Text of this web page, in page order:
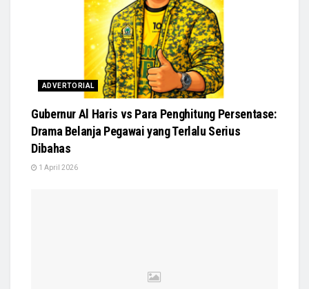
ADVERTORIAL
Gubernur Al Haris vs Para Penghitung Persentase:
Drama Belanja Pegawai yang Terlalu Serius
Dibahas
1 April 2026